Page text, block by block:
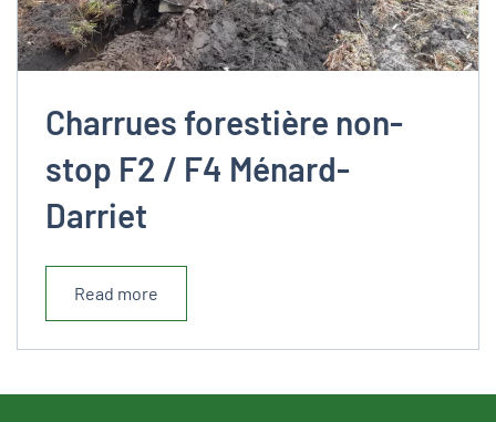
Charrues forestière non-
stop F2 / F4 Ménard-
Darriet
Read more